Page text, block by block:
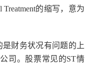
的缩写，意为
财务状况有问题的上
司。股票常见的ST情